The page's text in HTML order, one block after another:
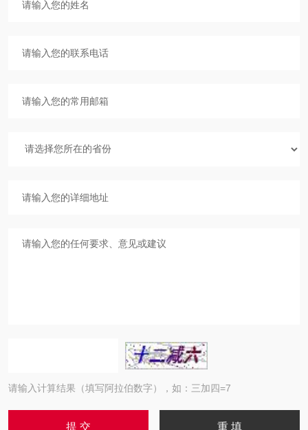
请输入计算结果（填写阿拉伯数字），如：三加四=7